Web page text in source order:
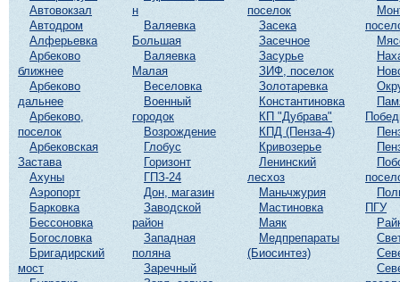
Автовокзал
Автодром
Алферьевка
Арбеково
ближнее
Арбеково
дальнее
Арбеково,
поселок
Арбековская
Застава
Ахуны
Аэропорт
Барковка
Бессоновка
Богословка
Бригадирский
мост
н
Валяевка
Большая
Валяевка
Малая
Веселовка
Военный
городок
Возрождение
Глобус
Горизонт
ГПЗ-24
Дон, магазин
Заводской
район
Западная
поляна
Заречный
поселок
Засека
Засечное
Засурье
ЗИФ, поселок
Золотаревка
Константиновка
КП "Дубрава"
КПД (Пенза-4)
Кривозерье
Ленинский
лесхоз
Маньчжурия
Мастиновка
Маяк
Медпрепараты
(Биосинтез)
ПГУ